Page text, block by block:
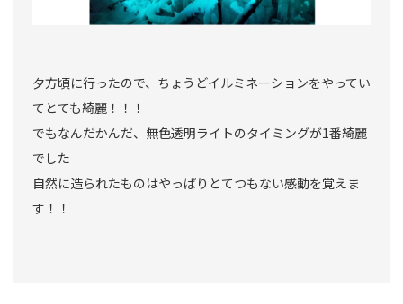
夕方頃に行ったので、ちょうどイルミネーションをやってい
てとても綺麗！！！
でもなんだかんだ、無色透明ライトのタイミングが1番綺麗
でした
自然に造られたものはやっぱりとてつもない感動を覚えま
す！！